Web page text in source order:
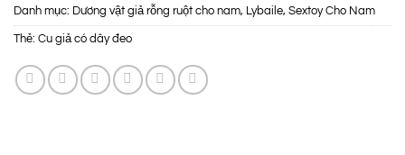
Danh mục: Dương vật giả rỗng ruột cho nam, Lybaile, Sextoy Cho Nam
Thẻ: Cu giả có dây đeo